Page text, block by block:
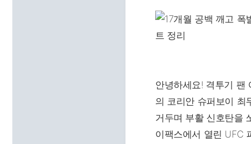
안녕하세요! 격투기 팬
의 코리안 슈퍼보이 최
거두며 부활 신호탄을
이팩스에서 열린 UFC